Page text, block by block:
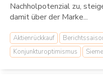
Nachholpotenzial zu,
damit über der Marke...
Aktienrückkauf
Konjunkturoptimismus